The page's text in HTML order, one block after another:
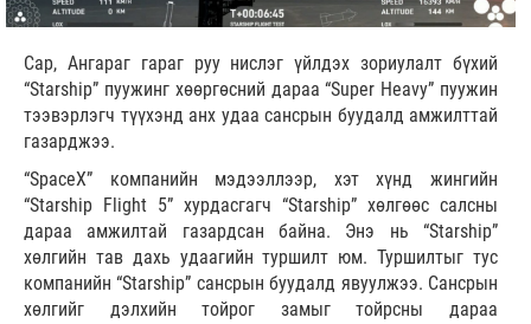
Сар, Ангараг гараг руу нислэг үйлдэх зориулалт бүхий
“Starship” пуужинг хөөргөсний дараа “Super Heavy” пуужин
тээвэрлэгч түүхэнд анх удаа сансрын буудалд амжилттай
газарджээ.
“SpaceX” компанийн мэдээллээр, хэт хүнд жингийн
“Starship Flight 5” хурдасгагч “Starship” хөлгөөс салсны
дараа амжилтай газардсан байна. Энэ нь “Starship”
хөлгийн тав дахь удаагийн туршилт юм. Туршилтыг тус
компанийн “Starship” сансрын буудалд явуулжээ. Сансрын
хөлгийг дэлхийн тойрог замыг тойрсны дараа